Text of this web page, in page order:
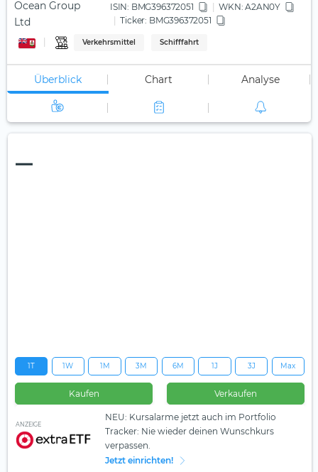
ISIN: BMG396372051 WKN: A2AN0Y
Ticker: BMG396372051
Verkehrsmittel Schifffahrt
Überblick Chart Analyse
—
1T 1W 1M 3M 6M 1J 3J Max
Kaufen Verkaufen
ANZEIGE
NEU: Kursalarme jetzt auch im Portfolio
Tracker: Nie wieder deinen Wunschkurs
verpassen.
Jetzt einrichten!